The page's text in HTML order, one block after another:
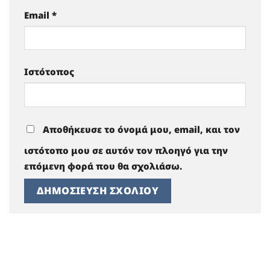
Email *
Ιστότοπος
Αποθήκευσε το όνομά μου, email, και τον
ιστότοπο μου σε αυτόν τον πλοηγό για την
επόμενη φορά που θα σχολιάσω.